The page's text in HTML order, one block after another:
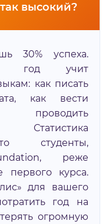
высокий?
30% успеха.
год учит
как писать
как вести
проводить
Статистика
студенты,
реже
первого курса.
для вашего
год на
огромную